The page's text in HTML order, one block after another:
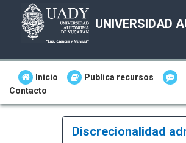
UNIVERSIDAD
Inicio
Publica recursos
Contacto
Discrecionalidad